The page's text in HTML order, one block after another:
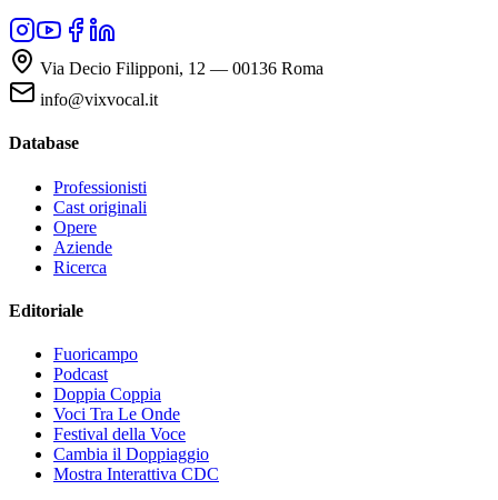
Via Decio Filipponi, 12 — 00136 Roma
info@vixvocal.it
Database
Professionisti
Cast originali
Opere
Aziende
Ricerca
Editoriale
Fuoricampo
Podcast
Doppia Coppia
Voci Tra Le Onde
Festival della Voce
Cambia il Doppiaggio
Mostra Interattiva CDC